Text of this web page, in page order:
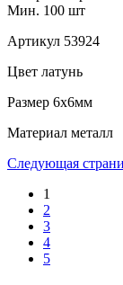
Мин. 100 шт
Артикул 53924
Цвет латунь
Размер 6х6мм
Материал металл
Следующая
1
2
3
4
5